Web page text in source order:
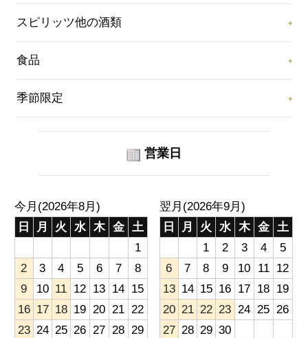
スピリッツ他の酒類
食品
季節限定
営業日
今月(2026年8月)
日
月 火 水 木 金 土
1
2
3 4 5 6 7
8
9
10 11 12 13 14 15
16 17 18 19 20 21 22
23 24 25 26 27 28 29
翌月(2026年9月)
日
月 火 水 木 金
土
1
2 3 4
5
6
7 8 9 10 11
12
13 14 15 16 17 18 19
20 21 22 23 24 25 26
27 28 29 30